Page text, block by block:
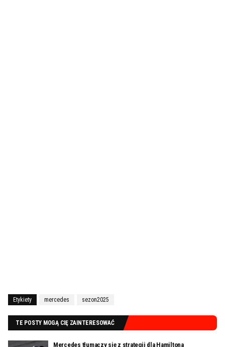
Etykiety mercedes sezon2025
TE POSTY MOGĄ CIĘ ZAINTERESOWAĆ
Mercedes tłumaczy się z strategii dla Hamiltona